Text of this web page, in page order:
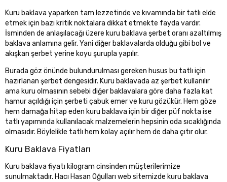
Kuru baklava yaparken tam lezzetinde ve kıvamında bir tatlı elde
etmek için bazı kritik noktalara dikkat etmekte fayda vardır.
İsminden de anlaşılacağı üzere kuru baklava şerbet oranı azaltılmış
baklava anlamına gelir. Yani diğer baklavalarda olduğu gibi bol ve
akışkan şerbet yerine koyu şurupla yapılır.
Burada göz önünde bulundurulması gereken husus bu tatlı için
hazırlanan şerbet dengesidir. Kuru baklavada az şerbet kullanılır
ama kuru olmasının sebebi diğer baklavalara göre daha fazla kat
hamur açıldığı için şerbeti çabuk emer ve kuru gözükür. Hem göze
hem damağa hitap eden kuru baklava için bir diğer püf nokta ise
tatlı yapımında kullanılacak malzemelerin hepsinin oda sıcaklığında
olmasıdır. Böylelikle tatlı hem kolay açılır hem de daha çıtır olur.
Kuru Baklava Fiyatları
Kuru baklava fiyatı kilogram cinsinden müşterilerimize
sunulmaktadır. Hacı Hasan Oğulları web sitemizde kuru baklava